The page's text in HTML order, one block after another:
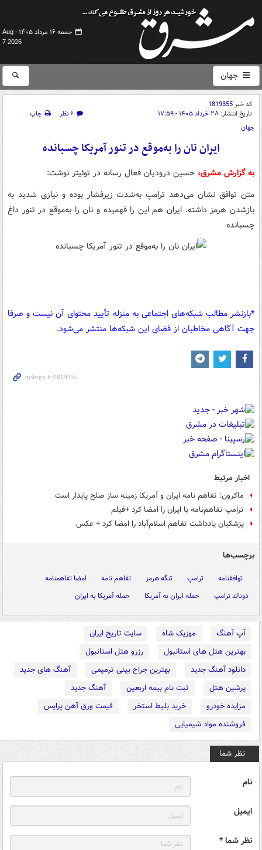
جمعه ۱۶ مرداد ۱۴۰۵ -
Aug
7 2026
جهان
کد خبر1819355
تاریخ انتشار: ۲۸ خرداد ۱۴۰۵ - ۱۷:۵۹ ۶ نظر
چاپ
جهان
ایران نان را به‌موقع در تنور آمریکا چسبانده
به گزارش مشرق، حسین درودیان فعال رسانه در توئیتر نوشت:
متن توافق نشان می‌دهد ترامپ به‌شدت زیرفشار بوده و نیازی شدید به
بازشدن هرمز داشته. ایران هم این را فهمیده و نان را به‌موقع در تنور داغ
چسبانده
*بازنشر مطالب شبکه‌های اجتماعی به منزله تأیید محتوای آن نیست و صرفا
جهت آگاهی مخاطبان از فضای این شبکه‌ها منتشر می‌شود.
اخبار مرتبط
ماکرون: تفاهم نامه ایران و آمریکا زمینه ساز صلح پایدار است
ترامپ تفاهم‌نامه با ایران را امضا کرد +فیلم
پزشکیان یادداشت تفاهم اسلام‌آباد را امضا کرد + عکس
برچسب‌ها
توافقنامه ترامپ تنگه هرمز تفاهم نامه
امضا تفاهمنامه
دونالد ترامپ
حمله ایران به آمریکا حمله آمریکا به ایران
آپ آهنگ موزیک شاه
سایت تاریخ ایران
بهترین هتل های استانبول
رزرو هتل استانبول
دانلود آهنگ جدید
بهترین جراح بینی ترمیمی
آهنگ های جدید
پرشین هتل
ثبت نام بیمه اربعین
آهنگ جدید
مزایده خودرو
خرید بلیط استخر
قیمت ورق آهن پرایس
فروشنده مواد شیمیایی
نظر شما
نام
ایمیل
نظر شما *